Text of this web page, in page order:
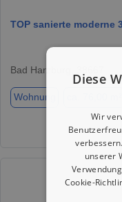
TOP sanierte moderne
Bad Harzburg, 38667
Wohnung
Diese
Wir
unserer
Cookie-